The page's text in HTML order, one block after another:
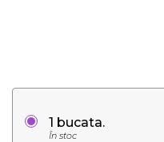
1 bucata.
În stoc